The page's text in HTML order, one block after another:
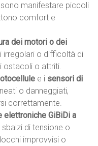
manifestare piccoli
comfort e
dei motori o dei
irregolari o difficoltà di
ostacoli o attriti.
e i sensori di
o danneggiati,
correttamente.
elettroniche GiBiDi a
di tensione o
improvvisi o